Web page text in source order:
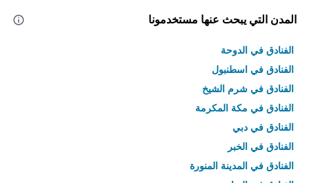
المدن التي يبحث عنها مستخدمونا
الفنادق في الدوحة
الفنادق في اسطنبول
الفنادق في شرم الشيخ
الفنادق في مكة المكرمة
الفنادق في دبي
الفنادق في الخبر
الفنادق في المدينة المنورة